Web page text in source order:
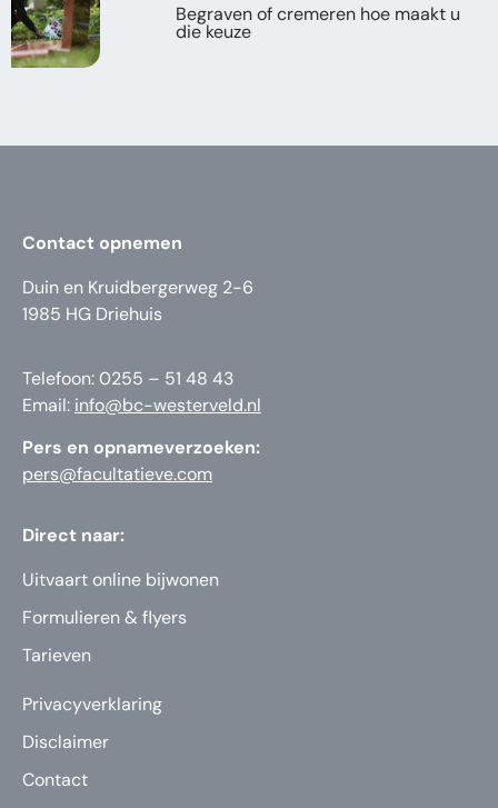
Begraven of cremeren hoe maakt u
die keuze
Contact opnemen
Duin en Kruidbergerweg 2-6
1985 HG Driehuis
Telefoon: 0255 – 51 48 43
Email: info@bc-westerveld.nl
Pers en opnameverzoeken:
pers@facultatieve.com
Direct naar:
Uitvaart online bijwonen
Formulieren & flyers
Tarieven
Privacyverklaring
Disclaimer
Contact